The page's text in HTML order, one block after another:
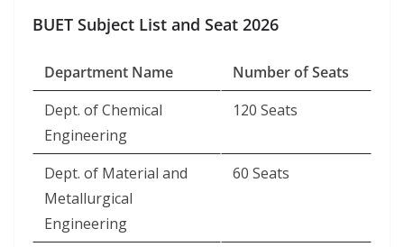
BUET Subject List and Seat 2026
Department Name
Number of Seats
Dept. of Chemical
Engineering
120 Seats
Dept. of Material and
Metallurgical
Engineering
60 Seats